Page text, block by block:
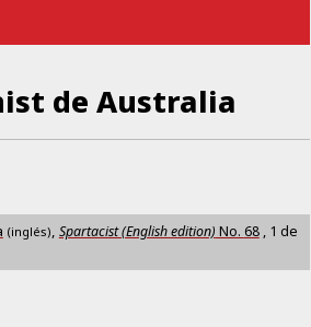
de Australia
(inglés), Spartacist (English edition) No. 68 , 1 de